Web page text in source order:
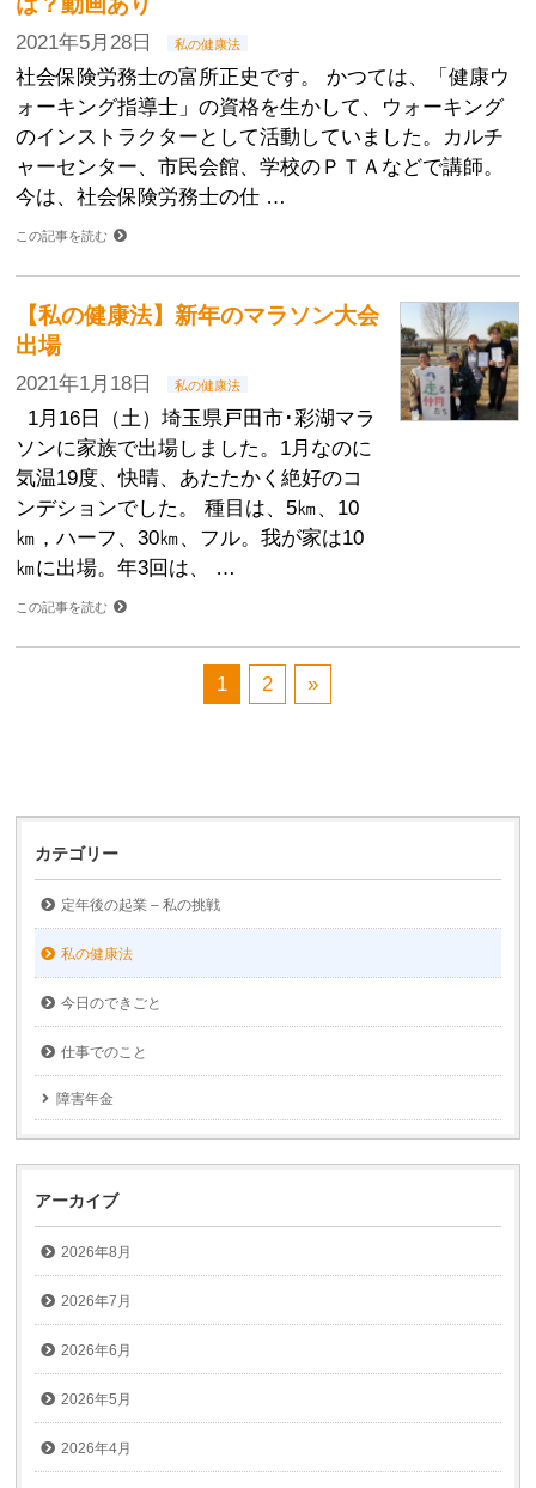
2021年5月28日 私の健康法
社会保険労務士の富所正史です。 かつては、「健康ウ
ォーキング指導士」の資格を生かして、ウォーキング
のインストラクターとして活動していました。カルチ
ャーセンター、市民会館、学校のＰＴＡなどで講師。
今は、社会保険労務士の仕 …
この記事を読む
【私の健康法】新年のマラソン大会
出場
2021年1月18日 私の健康法
1月16日（土）埼玉県戸田市･彩湖マラ
ソンに家族で出場しました。1月なのに
気温19度、快晴、あたたかく絶好のコ
ンデションでした。 種目は、5㎞、10
㎞，ハーフ、30㎞、フル。我が家は10
㎞に出場。年3回は、 …
この記事を読む
1 2 »
カテゴリー
定年後の起業 – 私の挑戦
私の健康法
今日のできごと
仕事でのこと
障害年金
アーカイブ
2026年8月
2026年7月
2026年6月
2026年5月
2026年4月